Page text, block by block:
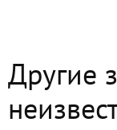
Другие